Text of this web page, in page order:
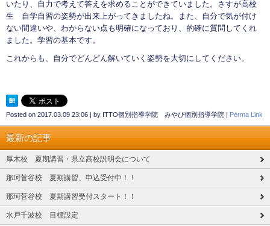
いたり、自力で考えて答えを求めることができていました。さすが高校
生 自学自習の姿勢が出来上がってきましたね。また、自分で気が付け
ない間違いや、わからない点も明確になっており、的確に質問してくれ
ました。学習の基本です。
これからも、自分でどんどん解いていく姿勢を大切にしてください。
Posted on 2017.03.09 23:06 | by ITTO個別指導学院 みやび個別指導学院 | Perma Link
最新の記事
厚木校 夏期講習・県立高校説明会について
那珂菅谷校 夏期講習、申込受付中！！
那珂菅谷校 夏期講習受付スタート！！
水戸千波校 目標設定